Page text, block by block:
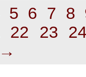
5 6 7 8
22 23
→